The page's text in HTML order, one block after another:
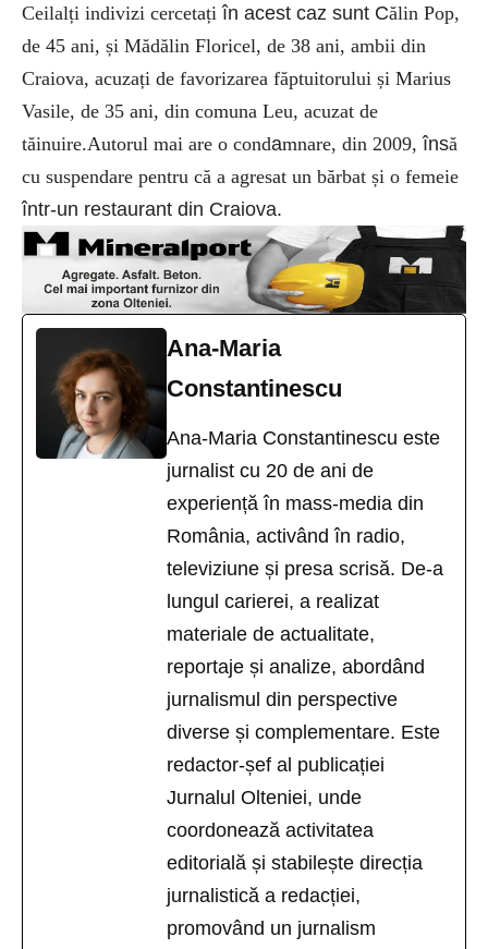
Ceilalți indivizi cercetațiîn acest caz sunt Călin Pop,
de 45 ani, și Mădălin Floricel, de 38 ani, ambii din
Craiova, acuzați de favorizarea făptuitorului și Marius
Vasile, de 35 ani, din comuna Leu, acuzat de
tăinuire.Autorul mai are o condamnare, din 2009,însă
cu suspendare pentru că a agresat un bărbat și o femeie
într-un restaurant din Craiova.
Ana-Maria
Constantinescu
Ana-Maria Constantinescu este
jurnalist cu 20 de ani de
experiență în mass-media din
România, activând în radio,
televiziune și presa scrisă. De-a
lungul carierei, a realizat
materiale de actualitate,
reportaje și analize, abordând
jurnalismul din perspective
diverse și complementare. Este
redactor-șef al publicației
Jurnalul Olteniei, unde
coordonează activitatea
editorială și stabilește direcția
jurnalistică a redacției,
promovând un jurnalism